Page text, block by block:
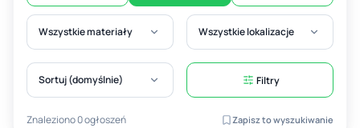
Wszystkie materiały Wszystkie lokalizacje
Sortuj (domyślnie) Filtry
Znaleziono 0 ogłoszeń Zapisz to wyszukiwanie